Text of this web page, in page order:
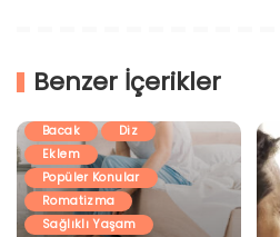
Benzer İçerikler
Bacak
Diz
Eklem
Popüler Konular
Romatizma
Sağlıklı Yaşam